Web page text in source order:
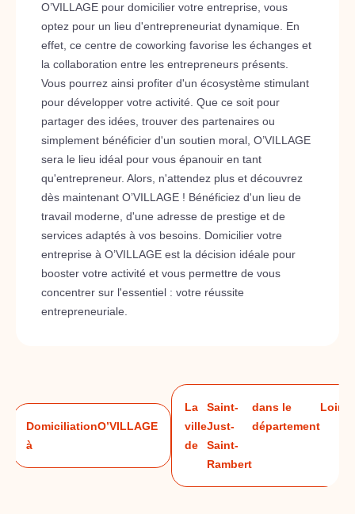
O’VILLAGE pour domicilier votre entreprise, vous
optez pour un lieu d'entrepreneuriat dynamique. En
effet, ce centre de coworking favorise les échanges et
la collaboration entre les entrepreneurs présents.
Vous pourrez ainsi profiter d'un écosystème stimulant
pour développer votre activité. Que ce soit pour
partager des idées, trouver des partenaires ou
simplement bénéficier d'un soutien moral, O’VILLAGE
sera le lieu idéal pour vous épanouir en tant
qu'entrepreneur. Alors, n'attendez plus et découvrez
dès maintenant O’VILLAGE ! Bénéficiez d'un lieu de
travail moderne, d'une adresse de prestige et de
services adaptés à vos besoins. Domicilier votre
entreprise à O’VILLAGE est la décision idéale pour
booster votre activité et vous permettre de vous
concentrer sur l'essentiel : votre réussite
entrepreneuriale.
Domiciliation
à
O’VILLAGE
La
ville
de
Saint-
Just-
Saint-
Rambert
dans le
département
Loire